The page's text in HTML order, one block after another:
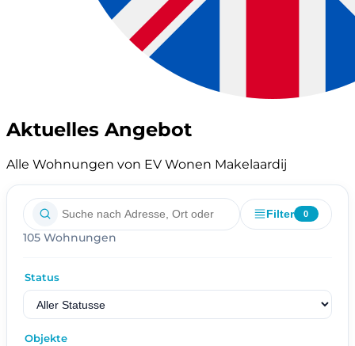
Aktuelles Angebot
Alle Wohnungen von EV Wonen Makelaardij
Filter 0
105 Wohnungen
Status
Objekte